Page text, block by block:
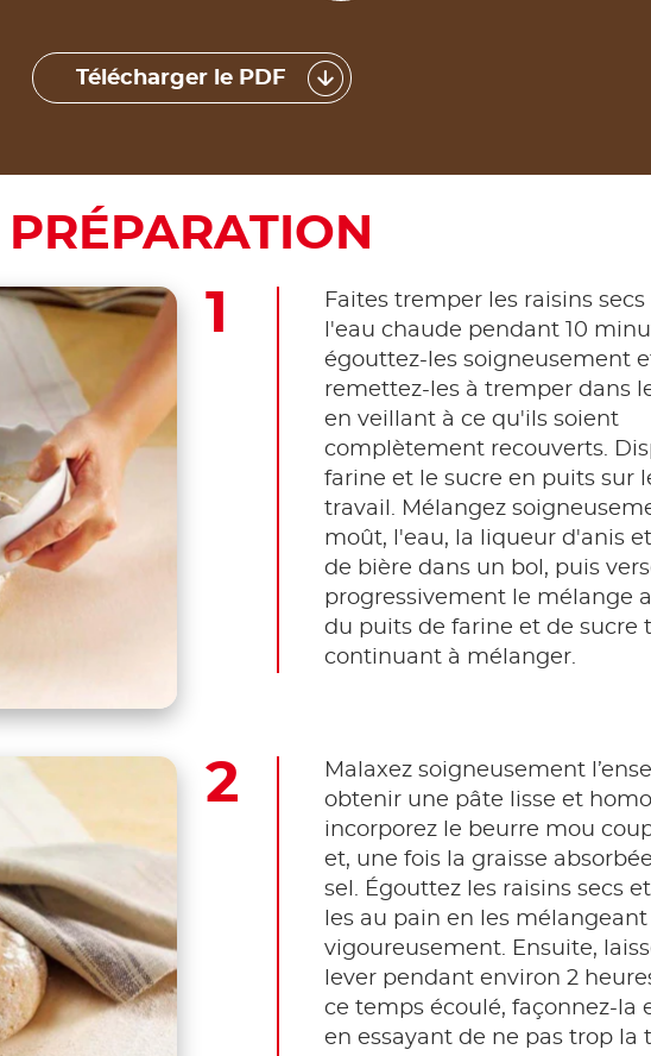
Télécharger le PDF
PRÉPARATION
Faites tremper les raisins secs
l'eau chaude pendant 10
égouttez-les soigneusement
remettez-les à tremper dans
en veillant à ce qu'ils soient
complètement recouverts.
farine et le sucre en puits sur
travail. Mélangez
moût, l'eau, la liqueur d'anis
de bière dans un bol, puis
progressivement le mélange
du puits de farine et de sucre
continuant à mélanger.
Malaxez soigneusement
obtenir une pâte lisse et
incorporez le beurre mou
et, une fois la graisse
sel. Égouttez les raisins secs
les au pain en les mélangeant
vigoureusement. Ensuite,
lever pendant environ 2
ce temps écoulé, façonnez-la
en essayant de ne pas trop la